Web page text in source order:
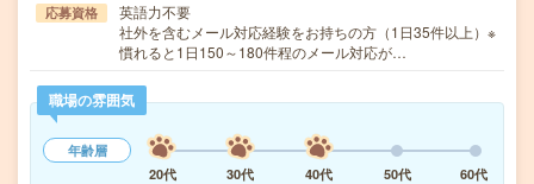
応募資格
英語力不要
社外を含むメール対応経験をお持ちの方（1日35件以上）※
慣れると1日150～180件程のメール対応が…
職場の雰囲気
年齢層
20代
30代 40代 50代
60代